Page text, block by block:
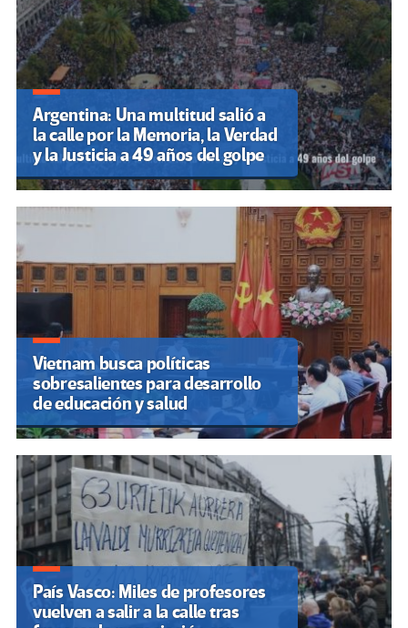
Argentina: Una multitud salió a
la calle por la Memoria, la Verdad
y la Justicia a 49 años del golpe
Vietnam busca políticas
sobresalientes para desarrollo
de educación y salud
País Vasco: Miles de profesores
vuelven a salir a la calle tras